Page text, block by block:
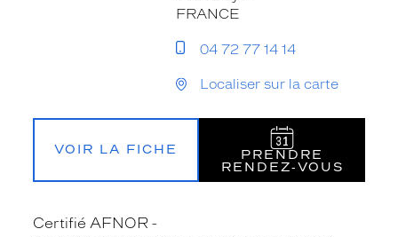
FRANCE
04 72 77 14 14
Localiser sur la carte
VOIR LA FICHE
PRENDRE
RENDEZ‑VOUS
Certifié AFNOR